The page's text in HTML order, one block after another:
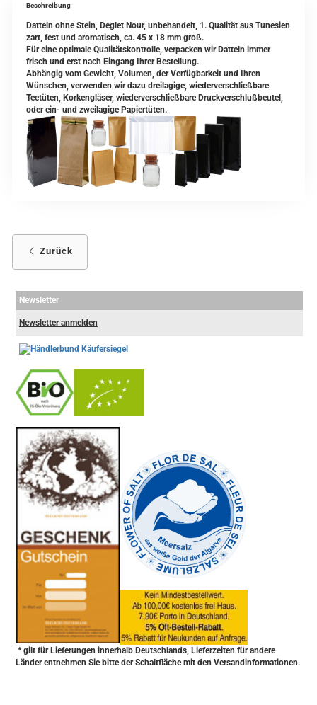
Beschreibung
Datteln ohne Stein, Deglet Nour, unbehandelt, 1. Qualität aus Tunesien
zart, fest und aromatisch, ca. 45 x 18 mm groß.
Für eine optimale Qualitätskontrolle, verpacken wir Datteln immer
frisch und erst nach Eingang Ihrer Bestellung.
Abhängig vom Gewicht, Volumen, der Verfügbarkeit und Ihren
Wünschen, verwenden wir dazu dreilagige, wiederverschließbare
Teetüten, Korkengläser, wiederverschließbare Druckverschlußbeutel,
oder ein- und zweilagige Papiertüten.
Zurück
Newsletter
Newsletter anmelden
* gilt für Lieferungen innerhalb Deutschlands, Lieferzeiten für andere
Länder entnehmen Sie bitte der Schaltfläche mit den Versandinformationen.